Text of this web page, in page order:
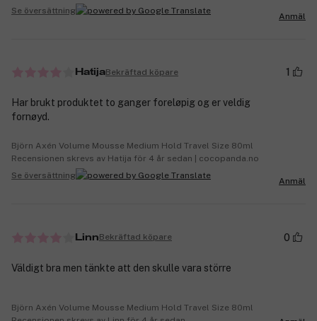
Se översättning
Anmäl
HatijaBekräftad köpare 1
Har brukt produktet to ganger foreløpig og er veldig
fornøyd.
Björn Axén Volume Mousse Medium Hold Travel Size 80ml
Recensionen skrevs av Hatija för 4 år sedan | cocopanda.no
Se översättning
Anmäl
LinnBekräftad köpare 0
Väldigt bra men tänkte att den skulle vara större
Björn Axén Volume Mousse Medium Hold Travel Size 80ml